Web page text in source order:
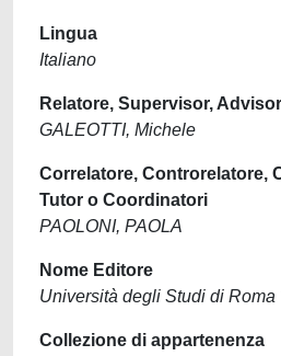
Lingua
Italiano
Relatore, Supervisor,
GALEOTTI, Michele
Correlatore, Controrelatore,
Tutor o Coordinatori
PAOLONI, PAOLA
Nome Editore
Università degli Studi di
Collezione di appartenenza